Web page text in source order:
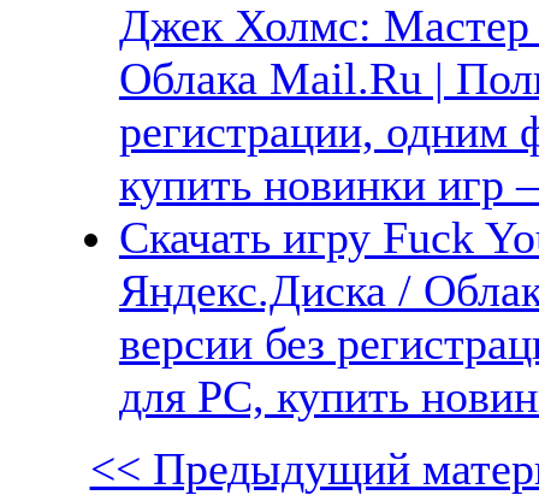
Джек Холмс: Мастер
Облака Mail.Ru |
регистрации, одним
купить новинки
Скачать игру Fuck
Яндекс.Диска /
версии без
для PC, купить
<< Предыдущий